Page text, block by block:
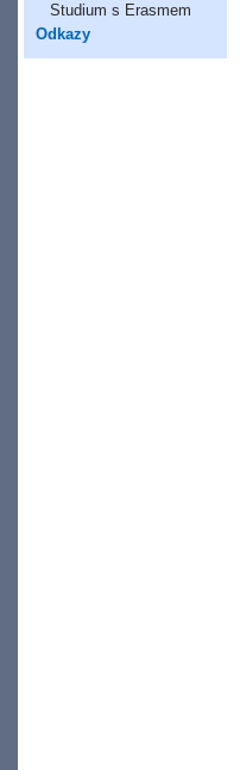
Studium s Erasmem
Odkazy